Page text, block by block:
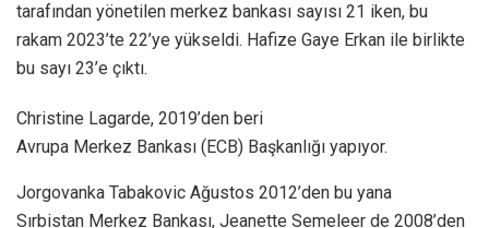
tarafından yönetilen merkez bankası sayısı 21 iken, bu
rakam 2023’te 22’ye yükseldi. Hafize Gaye Erkan ile birlikte
bu sayı 23’e çıktı.
Christine Lagarde, 2019’den beri
Avrupa Merkez Bankası (ECB) Başkanlığı yapıyor.
Jorgovanka Tabakovic Ağustos 2012’den bu yana
Sırbistan Merkez Bankası, Jeanette Semeleer de 2008’den